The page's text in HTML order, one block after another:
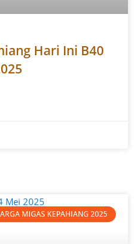
Hari Ini B40
MIGAS KEPAHIANG 2025